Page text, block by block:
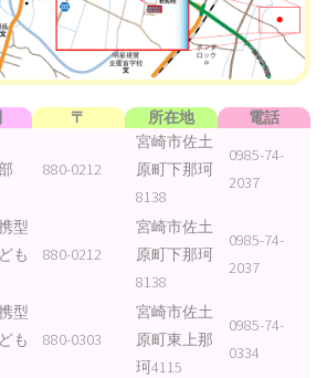
〒 所在地 電話
880-0212
宮崎市佐土
原町下那珂
8138
0985-74-
2037
型
も
880-0212
宮崎市佐土
原町下那珂
8138
0985-74-
2037
型
も
880-0303
宮崎市佐土
原町東上那
珂4115
0985-74-
0334